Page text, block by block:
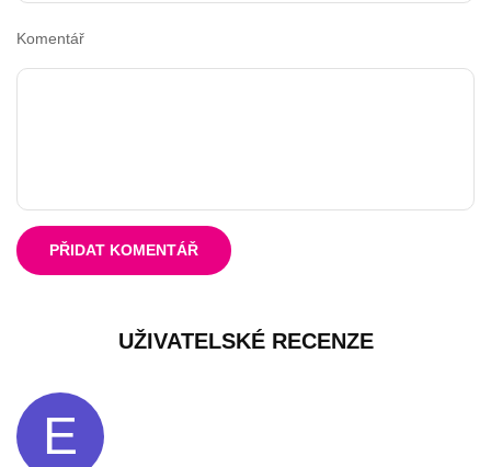
Komentář
PŘIDAT KOMENTÁŘ
UŽIVATELSKÉ RECENZE
E